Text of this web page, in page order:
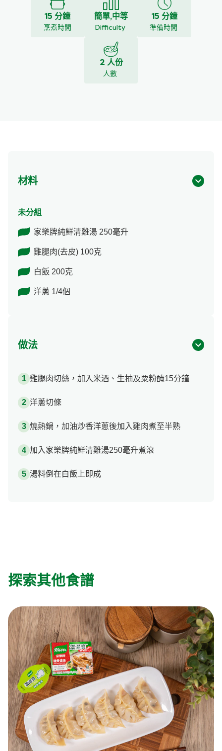
家樂牌純鮮清雞湯
15 分鐘
烹煮時間
簡單,中等
Difficulty
15 分鐘
準備時間
2 人份
人數
材料
未分組
家樂牌純鮮清雞湯 250毫升
雞腿肉(去皮) 100克
白飯 200克
洋蔥 1/4個
做法
雞腿肉切絲，加入米酒、生抽及粟粉醃15分鐘
洋蔥切條
燒熱鍋，加油炒香洋蔥後加入雞肉煮至半熟
加入家樂牌純鮮清雞湯250毫升煮滾
湯料倒在白飯上即成
探索其他食譜